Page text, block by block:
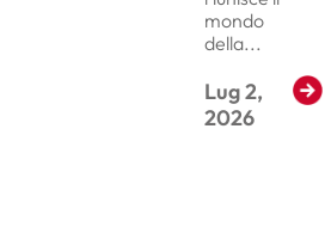
mondo
della...
Lug 2,
2026